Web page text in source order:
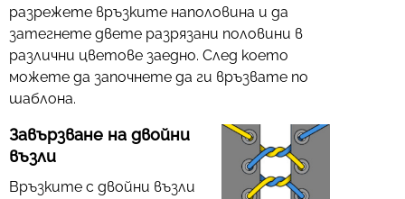
разрежете връзките наполовина и да
затегнете двете разрязани половини в
различни цветове заедно. След което
можете да започнете да ги връзвате по
шаблона.
Завързване на двойни
възли
Връзките с двойни възли